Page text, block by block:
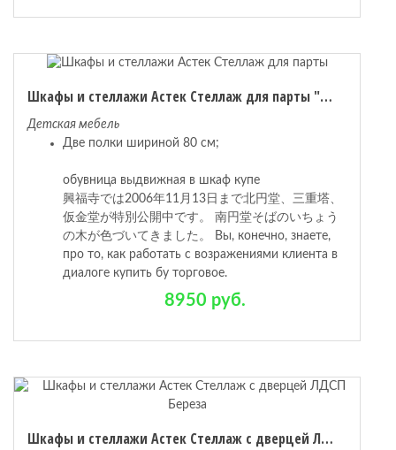
Шкафы и стеллажи Астек Стеллаж для парты "Юниор" Металл Белый Белый
Детская мебель
Две полки шириной 80 см;
обувница выдвижная в шкаф купе
興福寺では2006年11月13日まで北円堂、三重塔、
仮金堂が特別公開中です。 南円堂そばのいちょう
の木が色づいてきました。 Вы, конечно, знаете,
про то, как работать с возражениями клиента в
диалоге купить бу торговое.
8950 руб.
Шкафы и стеллажи Астек Стеллаж с дверцей ЛДСП Береза